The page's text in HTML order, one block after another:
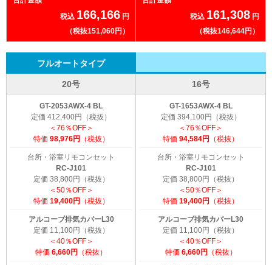
税込 166,166 円
（税抜151,060円）
税込 161,308 円
（税抜146,644円）
フルオートタイプ
20号 16号
GT-2053AWX-4 BL
定価 412,400円（税抜）
＜76％OFF＞
特価 98,976円 （税抜）
台所・浴室リモコンセット
RC-J101
定価 38,800円（税抜）
＜50％OFF＞
特価 19,400円 （税抜）
アルコーブ排気カバーL30
定価 11,100円（税抜）
＜40％OFF＞
特価 6,660円 （税抜）
GT-1653AWX-4 BL
定価 394,100円（税抜）
＜76％OFF＞
特価 94,584円 （税抜）
台所・浴室リモコンセット
RC-J101
定価 38,800円（税抜）
＜50％OFF＞
特価 19,400円 （税抜）
アルコーブ排気カバーL30
定価 11,100円（税抜）
＜40％OFF＞
特価 6,660円 （税抜）